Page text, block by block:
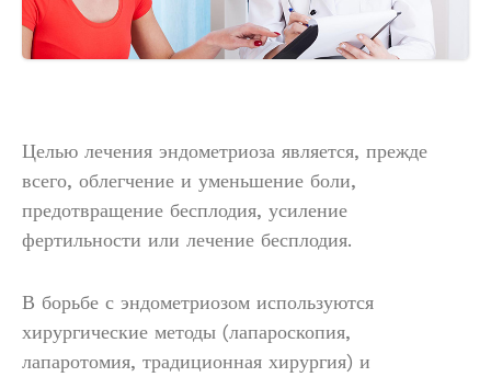
Целью лечения эндометриоза является, прежде
всего, облегчение и уменьшение боли,
предотвращение бесплодия, усиление
фертильности или лечение бесплодия.
В борьбе с эндометриозом используются
хирургические методы (лапароскопия,
лапаротомия, традиционная хирургия) и